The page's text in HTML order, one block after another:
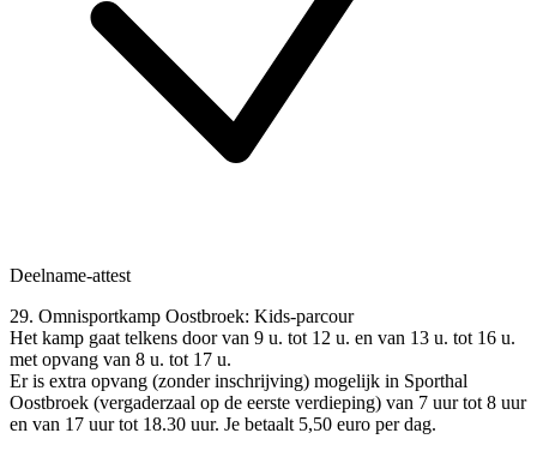
Deelname-attest
29. Omnisportkamp Oostbroek: Kids-parcour
Het kamp gaat telkens door van 9 u. tot 12 u. en van 13 u. tot 16 u.
met opvang van 8 u. tot 17 u.
Er is extra opvang (zonder inschrijving) mogelijk in Sporthal
Oostbroek (vergaderzaal op de eerste verdieping) van 7 uur tot 8 uur
en van 17 uur tot 18.30 uur. Je betaalt 5,50 euro per dag.